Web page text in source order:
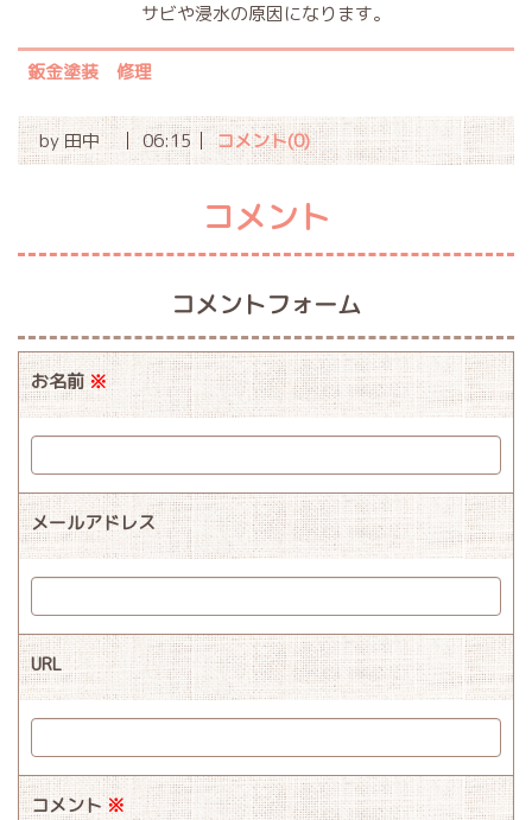
サビや浸水の原因になります。
鈑金塗装 修理
by田中 06:15 コメント(0)
コメント
コメントフォーム
お名前※
メールアドレス
URL
コメント※